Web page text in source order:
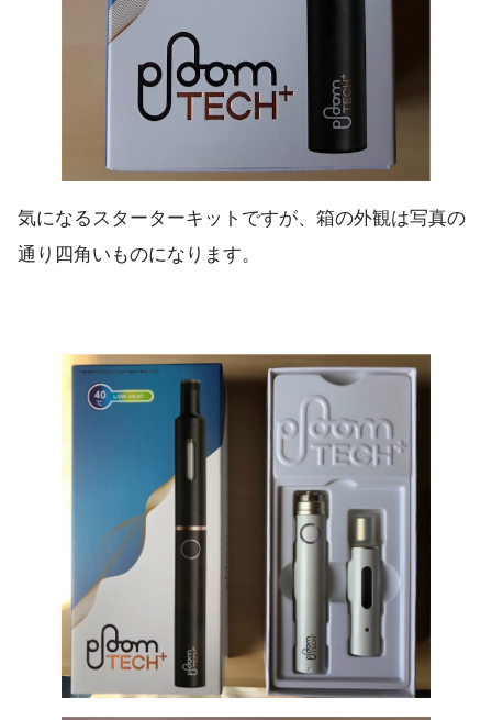
気になるスターターキットですが、箱の外観は写真の
通り四角いものになります。